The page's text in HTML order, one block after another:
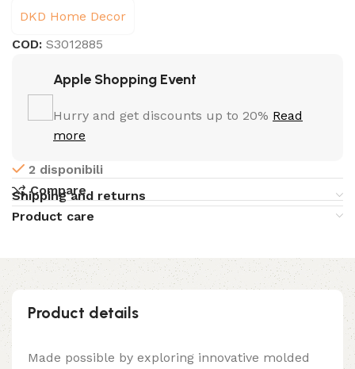
DKD Home Decor
COD:S3012885
Apple Shopping Event
Hurry and get discounts up to 20% Read
more
2 disponibili
Compare
Shipping and returns
Product care
Product details
Made possible by exploring innovative molded